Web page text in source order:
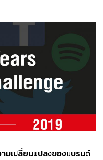
มเปลี่ยนแปลงของแบรนด์